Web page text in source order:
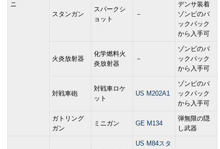
ニ
スタンガン
スパークシ
ョット
－
デンサ装着
ゾンビのバ
ックパック
から入手可
火炎放射器
化学燃料火
炎放射器
－
ゾンビのバ
ックパック
から入手可
対戦車砲
対戦車ロケ
ット
US M202A1
ゾンビのバ
ックパック
から入手可
ガトリング
ガン
ミニガン GE M134
弾無限の隠
し武器
US M84スタ